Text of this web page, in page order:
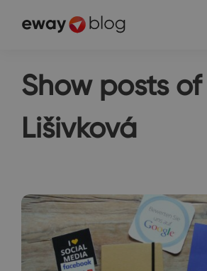
Show posts
Lišivková